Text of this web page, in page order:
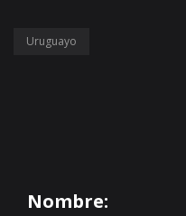
Uruguayo
Nombre: